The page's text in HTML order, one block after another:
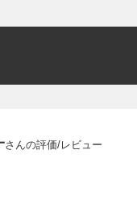
さんの評価/レビュー